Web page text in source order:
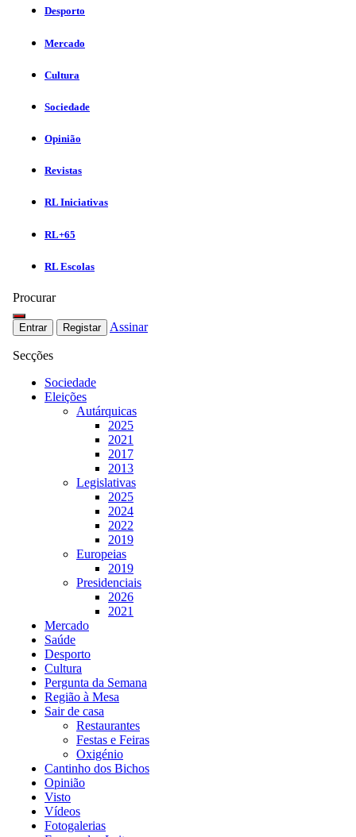
Desporto
Mercado
Cultura
Sociedade
Opinião
Revistas
RL Iniciativas
RL+65
RL Escolas
Procurar
Entrar Registar Assinar
Secções
Sociedade
Eleições
Autárquicas
2025
2021
2017
2013
Legislativas
2025
2024
2022
2019
Europeias
2019
Presidenciais
2026
2021
Mercado
Saúde
Desporto
Cultura
Pergunta da Semana
Região à Mesa
Sair de casa
Restaurantes
Festas e Feiras
Oxigénio
Cantinho dos Bichos
Opinião
Visto
Vídeos
Fotogalerias